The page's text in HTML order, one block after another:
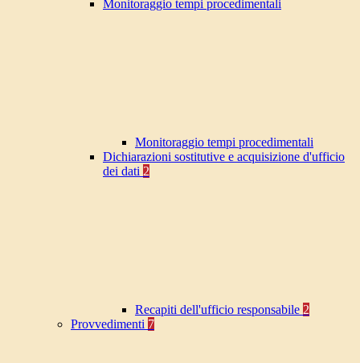
Monitoraggio tempi procedimentali
Monitoraggio tempi procedimentali
Dichiarazioni sostitutive e acquisizione d'ufficio
dei dati 2
Recapiti dell'ufficio responsabile 2
Provvedimenti 7